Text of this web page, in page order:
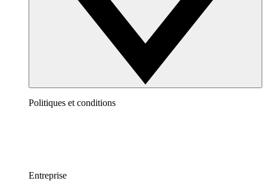
Politiques et conditions
Entreprise